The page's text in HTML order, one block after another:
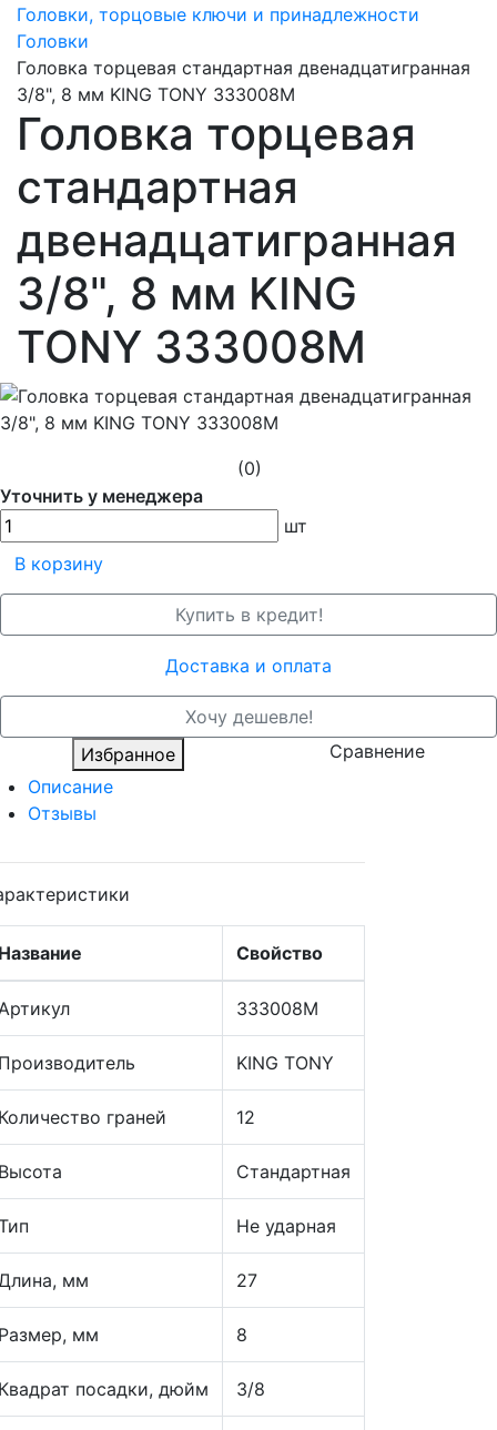
Головки, торцовые ключи и принадлежности
Головки
Головка торцевая стандартная двенадцатигранная
3/8", 8 мм KING TONY 333008M
Головка торцевая
стандартная
двенадцатигранная
3/8", 8 мм KING
TONY 333008M
(0)
Уточнить у менеджера
шт
В корзину
Купить в кредит!
Доставка и оплата
Хочу дешевле!
Избранное
Сравнение
Описание
Отзывы
Свойство
333008M
KING TONY
граней 12
Стандартная
Не ударная
мм 27
мм 8
посадки, дюйм 3/8